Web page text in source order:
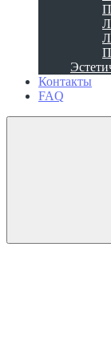
Контакты
FAQ